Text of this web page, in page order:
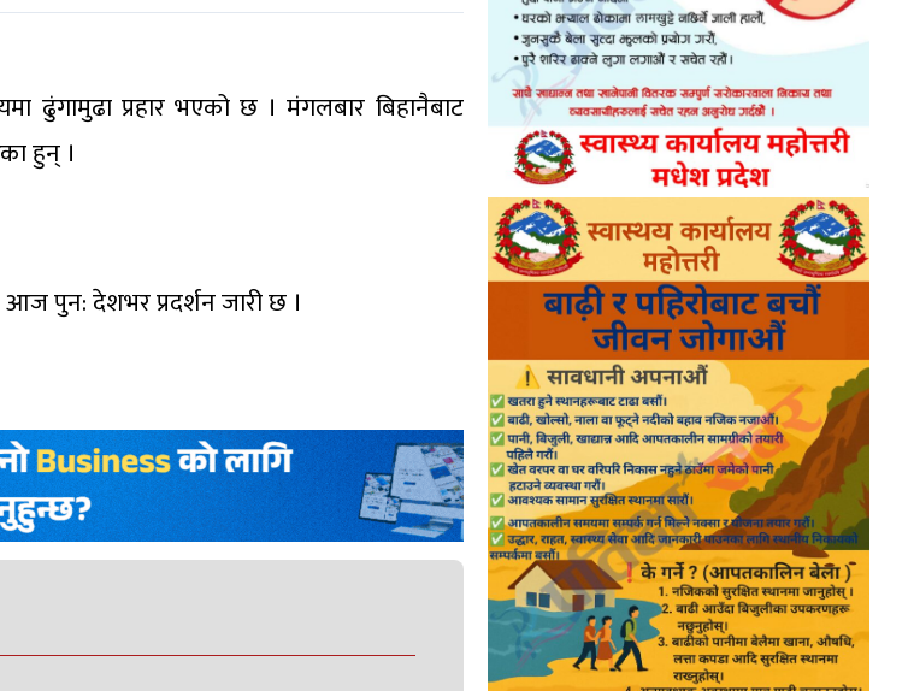
ढुंगामुढा प्रहार भएको छ । मंगलबार बिहानैबाट
हुन् ।
पुन: देशभर प्रदर्शन जारी छ ।